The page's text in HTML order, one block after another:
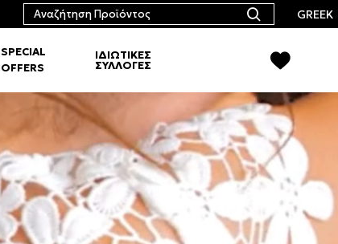
GREEK
SPECIAL
OFFERS
ΙΔΙΩΤΙΚΕΣ
ΣΥΛΛΟΓΕΣ